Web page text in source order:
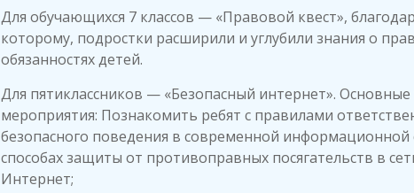
Для обучающихся 7 классов — «Правовой квест»,
которому, подростки расширили и углубили знания о
обязанностях детей.
Для пятиклассников — «Безопасный интернет». Основные
мероприятия: Познакомить ребят с правилами
безопасного поведения в современной информационной
способах защиты от противоправных посягательств в
Интернет;